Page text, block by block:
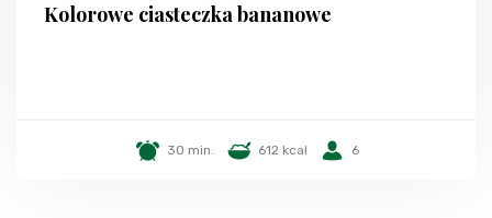
Kolorowe ciasteczka bananowe
30 min. 612 kcal 6